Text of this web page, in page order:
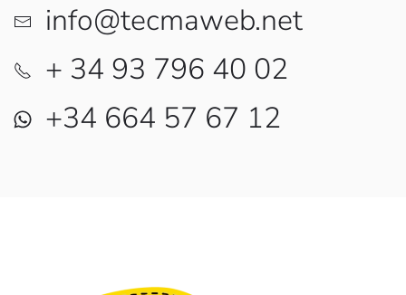
info@tecmaweb.net
+ 34 93 796 40 02
+34 664 57 67 12